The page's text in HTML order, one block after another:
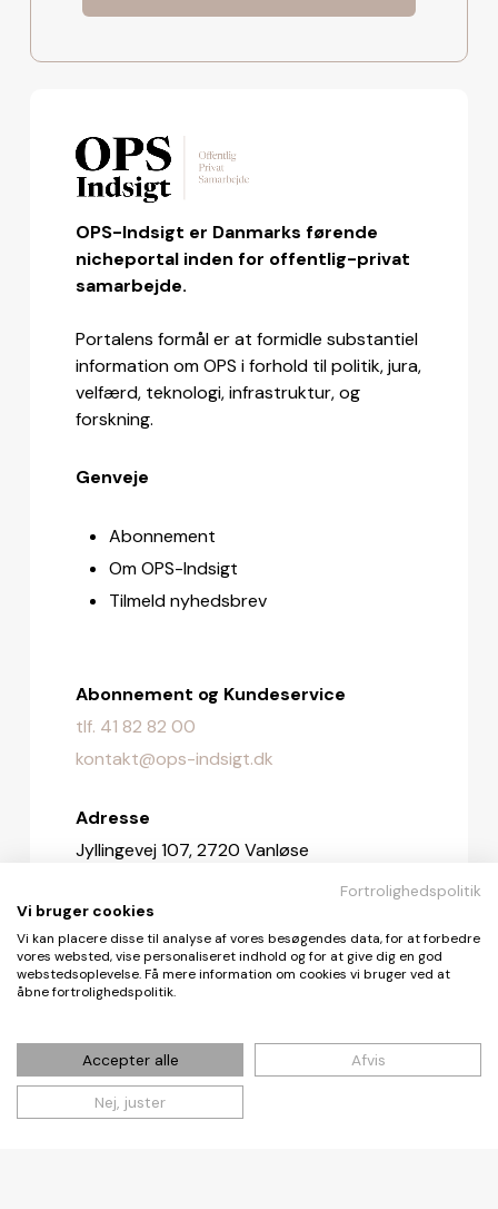
OPS-Indsigt er Danmarks førende
nicheportal inden for offentlig-privat
samarbejde.
Portalens formål er at formidle substantiel
information om OPS i forhold til politik, jura,
velfærd, teknologi, infrastruktur, og
forskning.
Genveje
Abonnement
Om OPS-Indsigt
Tilmeld nyhedsbrev
Abonnement og Kundeservice
tlf. 41 82 82 00
kontakt@ops-indsigt.dk
Adresse
Jyllingevej 107, 2720 Vanløse
Redaktionen
redaktionen@ops-indsigt.dk
© De Fire Vinde ApS 2026
Fortrolighedspolitik
Vi bruger cookies
Vi kan placere disse til analyse af vores besøgendes data, for at forbedre
vores websted, vise personaliseret indhold og for at give dig en god
webstedsoplevelse. Få mere information om cookies vi bruger ved at
åbne fortrolighedspolitik.
Accepter alle Afvis
Nej, juster